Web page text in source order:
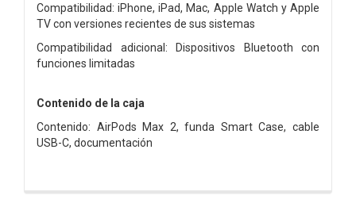
Compatibilidad: iPhone, iPad, Mac, Apple Watch y Apple
TV con versiones recientes de sus sistemas
Compatibilidad adicional: Dispositivos Bluetooth con
funciones limitadas
Contenido de la caja
Contenido: AirPods Max 2, funda Smart Case, cable
USB-C, documentación